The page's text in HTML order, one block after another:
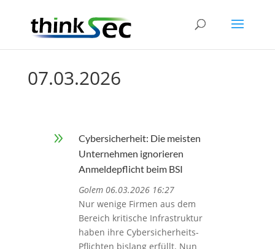
07.03.2026
9
Cybersicherheit: Die meisten
Unternehmen ignorieren
Anmeldepflicht beim BSI
Golem 06.03.2026 16:27
Nur wenige Firmen aus dem
Bereich kritische Infrastruktur
haben ihre Cybersicherheits-
Pflichten bislang erfüllt. Nun